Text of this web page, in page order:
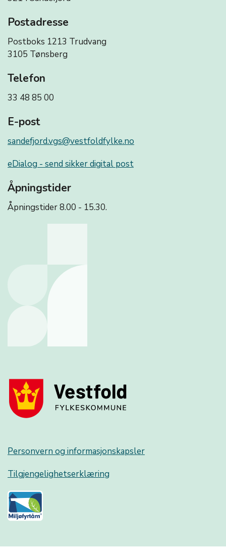
Postadresse
Postboks 1213 Trudvang
3105 Tønsberg
Telefon
33 48 85 00
E-post
sandefjord.vgs@vestfoldfylke.no
eDialog - send sikker digital post
Åpningstider
Åpningstider 8.00 - 15.30.
Personvern og informasjonskapsler
Tilgjengelighetserklæring